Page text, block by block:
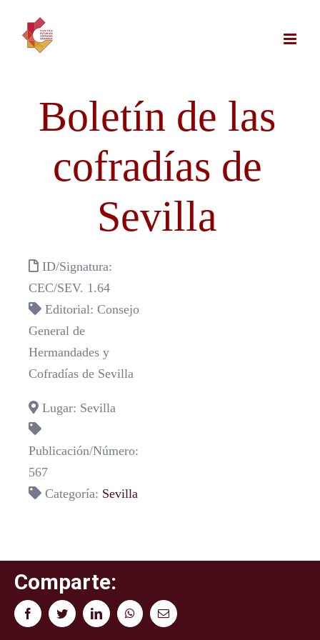
contenido
Boletín de las
cofradías de
Sevilla
ID/Signatura:
CEC/SEV. 1.64
Editorial: Consejo
General de
Hermandades y
Cofradías de Sevilla
Lugar: Sevilla
Publicación/Número:
567
Categoría: Sevilla
Comparte:
FacebookTwitterLinkedInWhatsAppCorreo
electrónico